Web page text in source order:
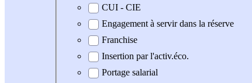
CUI - CIE
Engagement à servir dans la réserve
Franchise
Insertion par l'activ.éco.
Portage salarial